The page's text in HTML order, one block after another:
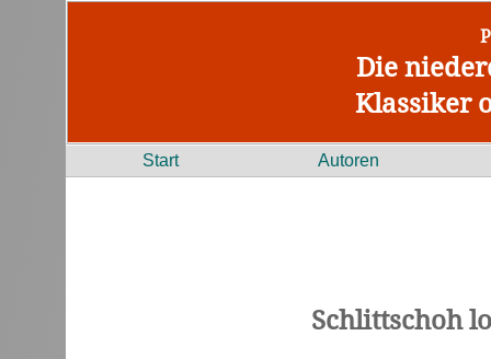
Die
Klassiker
Start Autoren
Schlittschoh